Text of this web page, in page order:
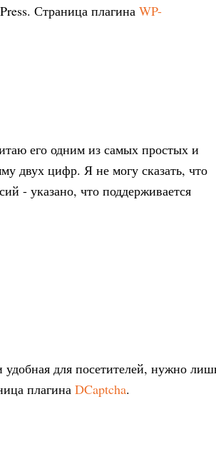
Страница плагина WP-
его одним из самых простых и
двух цифр. Я не могу сказать, что
- указано, что поддерживается
удобная для посетителей, нужно
плагина DCaptcha.